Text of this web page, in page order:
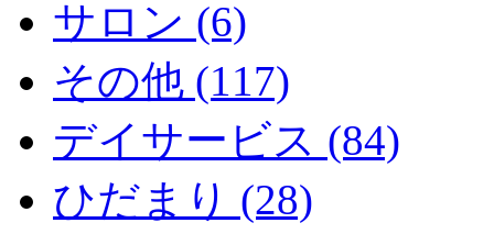
サロン (6)
その他 (117)
デイサービス (84)
ひだまり (28)